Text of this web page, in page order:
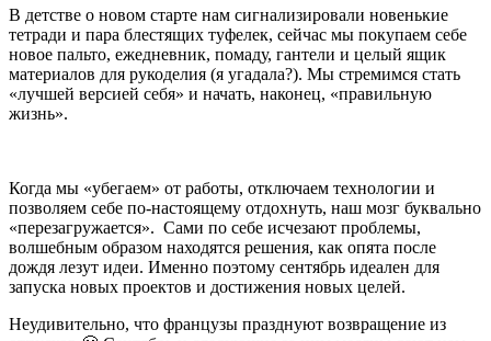
В детстве о новом старте нам сигнализировали новенькие
тетради и пара блестящих туфелек, сейчас мы покупаем себе
новое пальто, ежедневник, помаду, гантели и целый ящик
материалов для рукоделия (я угадала?). Мы стремимся стать
«лучшей версией себя» и начать, наконец, «правильную
жизнь».
Когда мы «убегаем» от работы, отключаем технологии и
позволяем себе по-настоящему отдохнуть, наш мозг буквально
«перезагружается». Сами по себе исчезают проблемы,
волшебным образом находятся решения, как опята после
дождя лезут идеи. Именно поэтому сентябрь идеален для
запуска новых проектов и достижения новых целей.
Неудивительно, что французы празднуют возвращение из